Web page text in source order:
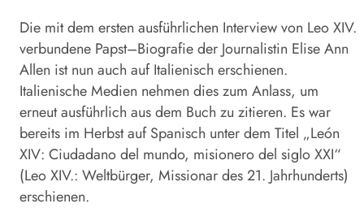
Die mit dem ersten ausführlichen Interview von Leo XIV.
verbundene Papst–Biografieder Journalistin Elise Ann
Allen ist nun auch auf Italienisch erschienen.
Italienische Medien nehmen dies zum Anlass, um
erneut ausführlich aus dem Buch zu zitieren. Es war
bereits im Herbst auf Spanisch unter dem Titel „León
XIV: Ciudadano del mundo, misionero del siglo XXI“
(Leo XIV.: Weltbürger, Missionar des 21. Jahrhunderts)
erschienen.